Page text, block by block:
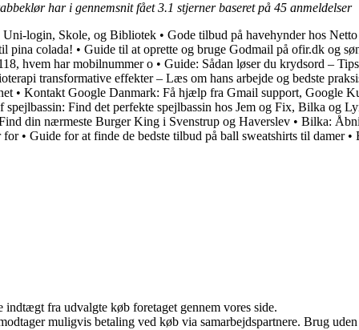
har i gennemsnit fået3.1 stjerner baseret på 45 anmeldelser
login, Skole, og Bibliotek • Gode tilbud på havehynder hos
pina colada! • Guide til at oprette og bruge Godmail på ofir.dk og
hvem har mobilnummer o • Guide: Sådan løser du krydsord –
transformative effekter – Læs om hans arbejde og bedste
• Kontakt Google Danmark: Få hjælp fra Gmail support, Google
Find det perfekte spejlbassin hos Jem og Fix, Bilka og
din nærmeste Burger King i Svenstrup og Haverslev • Bilka:
for• Guide for at finde de bedste tilbud på ball sweatshirts til damer•
fra udvalgte køb foretaget gennem vores side.
muligvis betaling ved køb via samarbejdspartnere. Brug